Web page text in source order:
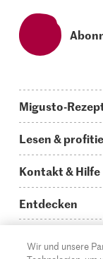
Migusto-
Was koche ich
Hauptgerichte
Schnelle &
Apéro &
Lesen &
Storys
How to-Videos
Glossar
Kontakt & Hilfe
Infos zum
Kontakt
Entdecken
Supermarkt
DE FR IT
Wir und unsere